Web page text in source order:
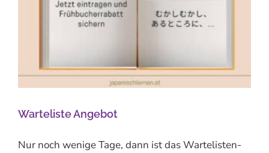
Warteliste Angebot
Nur noch wenige Tage, dann ist das Wartelisten-